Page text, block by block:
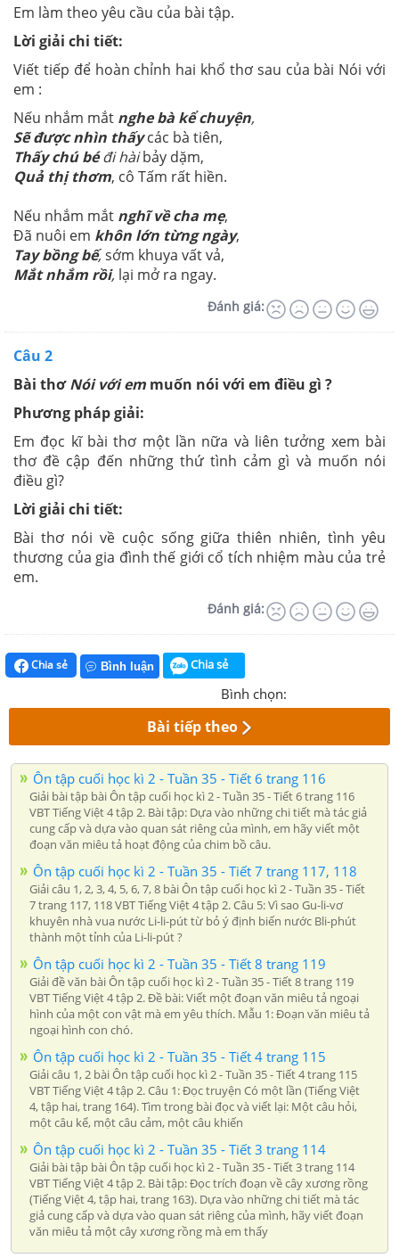
Em làm theo yêu cầu của bài tập.
Lời giải chi tiết:
Viết tiếp để hoàn chỉnh hai khổ thơ sau của bài Nói với
em :
Nếu nhắm mắt nghe bà kể chuyện,
Sẽ được nhìn thấycác bà tiên,
Thấy chú béđi hàibảy dặm,
Quả thị thơm, cô Tấm rất hiền.
Nếu nhắm mắt nghĩ về cha mẹ,
Đã nuôi em khôn lớn từng ngày,
Tay bồng bế,sớm khuya vất vả,
Mắt nhắm rồi, lại mở ra ngay.
Đánh giá:
Câu 2
Bài thơNói với em muốn nói với em điều gì ?
Phương pháp giải:
Em đọc kĩ bài thơ một lần nữa và liên tưởng xem bài
thơ đề cập đến những thứ tình cảm gì và muốn nói
điều gì?
Lời giải chi tiết:
Bài thơ nói về cuộc sống giữa thiên nhiên, tình yêu
thương của gia đình thế giới cổ tích nhiệm màu của trẻ
em.
Đánh giá:
Chia sẻ Bình luận Chia sẻ
Bình chọn:
Bài tiếp theo
Ôn tập cuối học kì 2 - Tuần 35 - Tiết 6 trang 116
Giải bài tập bài Ôn tập cuối học kì 2 - Tuần 35 - Tiết 6 trang 116
VBT Tiếng Việt 4 tập 2. Bài tập: Dựa vào những chi tiết mà tác giả
cung cấp và dựa vào quan sát riêng của mình, em hãy viết một
đoạn văn miêu tả hoạt động của chim bồ câu.
Ôn tập cuối học kì 2 - Tuần 35 - Tiết 7 trang 117, 118
Giải câu 1, 2, 3, 4, 5, 6, 7, 8 bài Ôn tập cuối học kì 2 - Tuần 35 - Tiết
7 trang 117, 118 VBT Tiếng Việt 4 tập 2. Câu 5: Vì sao Gu-li-vơ
khuyên nhà vua nước Li-li-pút từ bỏ ý định biến nước Bli-phút
thành một tỉnh của Li-li-pút ?
Ôn tập cuối học kì 2 - Tuần 35 - Tiết 8 trang 119
Giải đề văn bài Ôn tập cuối học kì 2 - Tuần 35 - Tiết 8 trang 119
VBT Tiếng Việt 4 tập 2. Đề bài: Viết một đoạn văn miêu tả ngoại
hình của một con vật mà em yêu thích. Mẫu 1: Đoạn văn miêu tả
ngoại hình con chó.
Ôn tập cuối học kì 2 - Tuần 35 - Tiết 4 trang 115
Giải câu 1, 2 bài Ôn tập cuối học kì 2 - Tuần 35 - Tiết 4 trang 115
VBT Tiếng Việt 4 tập 2. Câu 1: Đọc truyện Có một lần (Tiếng Việt
4, tập hai, trang 164). Tìm trong bài đọc và viết lại: Một câu hỏi,
một câu kể, một câu cảm, một câu khiến
Ôn tập cuối học kì 2 - Tuần 35 - Tiết 3 trang 114
Giải bài tập bài Ôn tập cuối học kì 2 - Tuần 35 - Tiết 3 trang 114
VBT Tiếng Việt 4 tập 2. Bài tập: Đọc trích đoạn về cây xương rồng
(Tiếng Việt 4, tập hai, trang 163). Dựa vào những chi tiết mà tác
giả cung cấp và dựa vào quan sát riêng của mình, hãy viết đoạn
văn miêu tả một cây xương rồng mà em thấy